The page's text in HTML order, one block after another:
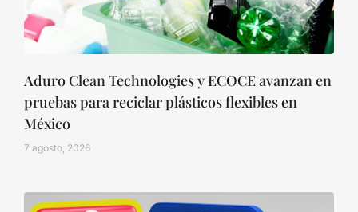
Aduro Clean Technologies y ECOCE avanzan en
pruebas para reciclar plásticos flexibles en
México
7 agosto, 2026